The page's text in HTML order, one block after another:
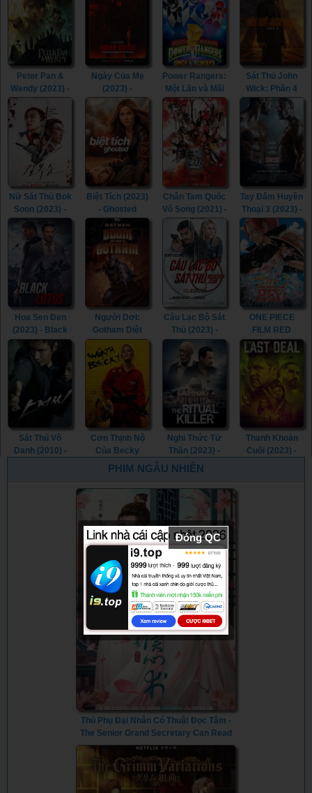
(2022)
Shazam! Fury of
the Gods (2023)
Peter Pan &
Wendy (2023) -
Peter Pan &
Wendy (2023)
Ngày Của Mẹ
(2023) -
Mother's Day
(2023)
Power Rangers:
Một Lần và Mãi
Mãi (2023) -
Mighty Morphin
Power Rangers:
Once & Always
(2023)
Sát Thủ John
Wick: Phần 4
(2023) - John
Wick: Chapter 4
Nữ Sát Thủ Bok
Soon (2023) -
(2023)
Biệt Tích (2023)
- Ghosted
(2023)
Chân Tam Quốc
Vô Song (2021) -
Dynasty
Warriors (2021)
Tay Đấm Huyền
Thoại 3 (2023) -
Creed III (2023)
Hoa Sen Đen
(2023) - Black
Lotus (2023)
Người Dơi:
Gotham Diệt
Vong (2023) -
Batman: The
Doom That
Came to
Gotham (2023)
Câu Lạc Bộ Sát
Thủ (2023) -
Assassin Club
(2023)
ONE PIECE
FILM RED
(2022) - ONE
PIECE FILM
RED (2022)
Sát Thủ Vô
Danh (2010) -
Cơn Thịnh Nộ
Của Becky
(2023) - The
(2023)
Nghi Thức Tử
Thần (2023) -
The Ritual Killer
Thanh Khoản
Cuối (2023) -
PHIM NGẪU NHIÊN
Thủ Phụ Đại Nhân Có Thuật Đọc Tâm -
The Senior Grand Secretary Can Read
Minds (2023) - Vietsub
Đóng QC